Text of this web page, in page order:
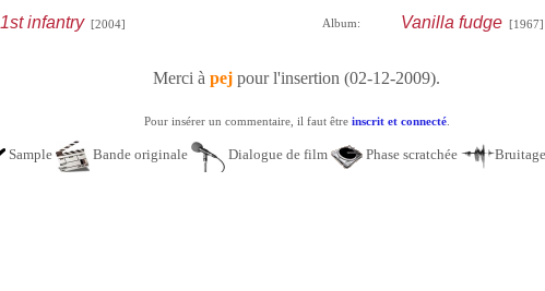
1st infantry[2004] Album: Vanilla fudge[1967]
Merci à pej pour l'insertion (02-12-2009).
Pour insérer un commentaire, il faut être inscrit et connecté.
Sample Bande originale Dialogue de film Phase scratchée